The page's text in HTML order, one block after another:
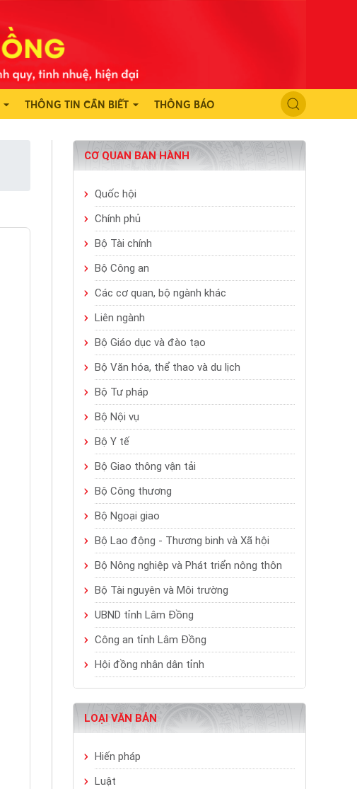
THÔNG TIN CẦN BIẾT THÔNG BÁO
CƠ QUAN BAN HÀNH
Quốc hội
Chính phủ
Bộ Tài chính
Bộ Công an
Các cơ quan, bộ ngành khác
Liên ngành
Bộ Giáo dục và đào tạo
Bộ Văn hóa, thể thao và du lịch
Bộ Tư pháp
Bộ Nội vụ
Bộ Y tế
Bộ Giao thông vận tải
Bộ Công thương
Bộ Ngoại giao
Bộ Lao động - Thương binh và Xã hội
Bộ Nông nghiệp và Phát triển nông thôn
Bộ Tài nguyên và Môi trường
UBND tỉnh Lâm Đồng
Công an tỉnh Lâm Đồng
Hội đồng nhân dân tỉnh
LOẠI VĂN BẢN
Hiến pháp
Luật